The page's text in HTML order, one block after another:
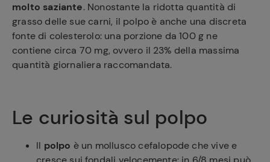
molto saziante. Nonostante la ridotta quantità di
grasso delle sue carni, il polpo è anche una discreta
fonte di colesterolo: una porzione da 100 g ne
contiene circa 70 mg, ovvero il 23% della massima
quantità giornaliera raccomandata.
Le curiosità sul polpo
Il polpo è un mollusco cefalopode che vive e